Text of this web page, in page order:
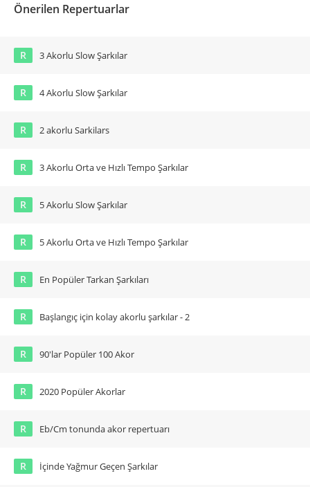
Önerilen Repertuarlar
R 3 Akorlu Slow Şarkılar
R 4 Akorlu Slow Şarkılar
R 2 akorlu Sarkilars
R 3 Akorlu Orta ve Hızlı Tempo Şarkılar
R 5 Akorlu Slow Şarkılar
R 5 Akorlu Orta ve Hızlı Tempo Şarkılar
R En Popüler Tarkan Şarkıları
R Başlangıç için kolay akorlu şarkılar - 2
R 90'lar Popüler 100 Akor
R 2020 Popüler Akorlar
R Eb/Cm tonunda akor repertuarı
R İçinde Yağmur Geçen Şarkılar